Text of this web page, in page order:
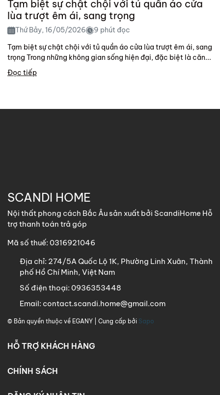
Tạm biệt sự chật chội với tủ quần áo cửa
lùa trượt êm ái, sang trọng
Thứ Bảy, 16/05/2026
9 phút đọc
Tạm biệt sự chật chội với tủ quần áo cửa lùa trượt êm ái, sang
trọng Trong những không gian sống hiện đại, đặc biệt là căn...
Đọc tiếp
SCANDI HOME
Nội thất phong cách Bắc Âu sản xuất bởi ScandiHome Hỗ
trợ thanh toán trả góp
Mã số thuế: 0316921046
Địa chỉ: 274/5A Quốc Lộ 1K, Phường Linh Xuân, Thành
phố Hồ Chí Minh, Việt Nam
Số điện thoại: 0936353448
Email: contact.scandi.home@gmail.com
© Bản quyền thuộc về EGANY | Cung cấp bởi Sapo
HỖ TRỢ KHÁCH HÀNG
CHÍNH SÁCH